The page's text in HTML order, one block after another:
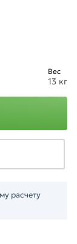
Вес
13 кг
расчету